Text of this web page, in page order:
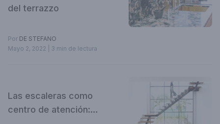
del terrazzo
Por DE STEFANO
Mayo 2, 2022
| 3 min de lectura
Las escaleras como
centro de atención: